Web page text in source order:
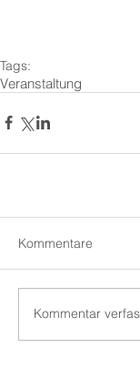
Tags:
Veranstaltung
Kommentare
Kommentar